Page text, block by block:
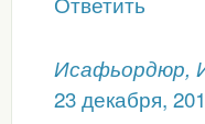
Исафьордюр,
23 декабря,